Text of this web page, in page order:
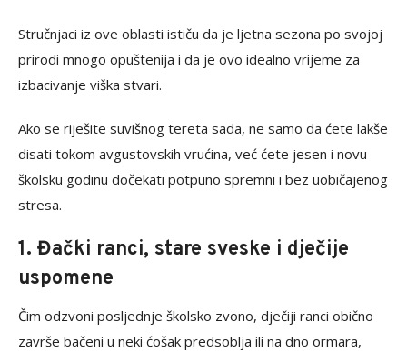
Stručnjaci iz ove oblasti ističu da je ljetna sezona po svojoj
prirodi mnogo opuštenija i da je ovo idealno vrijeme za
izbacivanje viška stvari.
Ako se riješite suvišnog tereta sada, ne samo da ćete lakše
disati tokom avgustovskih vrućina, već ćete jesen i novu
školsku godinu dočekati potpuno spremni i bez uobičajenog
stresa.
1. Đački ranci, stare sveske i dječije
uspomene
Čim odzvoni posljednje školsko zvono, dječiji ranci obično
završe bačeni u neki ćošak predsoblja ili na dno ormara,